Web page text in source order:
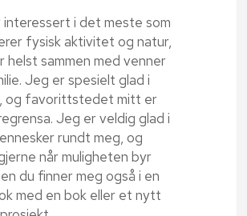
i det meste som
fysisk aktivitet og natur,
helst sammen med venner
Jeg er spesielt glad i
og favorittstedet mitt er
Jeg er veldig glad i
rundt meg, og
når muligheten byr
du finner meg også i en
med en bok eller et nytt